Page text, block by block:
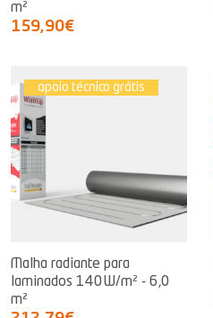
m²
159,90€
apoio técnico grátis
Malha radiante para
laminados 140W/m² - 6,0
m²